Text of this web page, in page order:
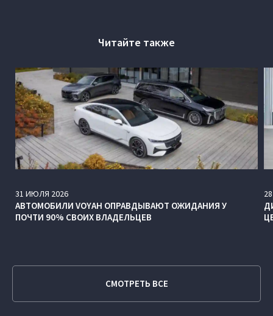
Читайте также
31 ИЮЛЯ 2026
АВТОМОБИЛИ VOYAH ОПРАВДЫВАЮТ ОЖИДАНИЯ У
ПОЧТИ 90% СВОИХ ВЛАДЕЛЬЦЕВ
28
СМОТРЕТЬ ВСЕ